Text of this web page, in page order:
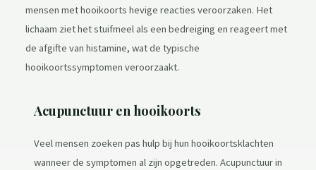
mensen met hooikoorts hevige reacties veroorzaken. Het
lichaam ziet het stuifmeel als een bedreiging en reageert met
de afgifte van histamine, wat de typische
hooikoortssymptomen veroorzaakt.
Acupunctuur en hooikoorts
Veel mensen zoeken pas hulp bij hun hooikoortsklachten
wanneer de symptomen al zijn opgetreden. Acupunctuur in